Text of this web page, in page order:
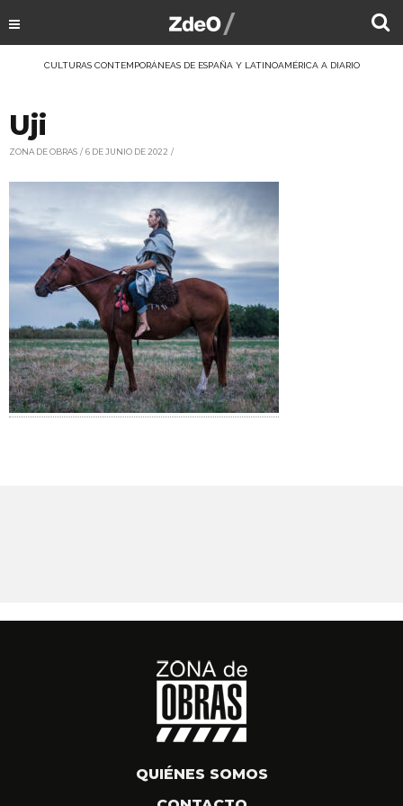
CULTURAS CONTEMPORÁNEAS DE ESPAÑA Y LATINOAMÉRICA A DIARIO
Uji
ZONA DE OBRAS 6 DE JUNIO DE 2022
QUIÉNES SOMOS